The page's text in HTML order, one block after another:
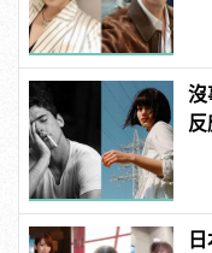
沒
反